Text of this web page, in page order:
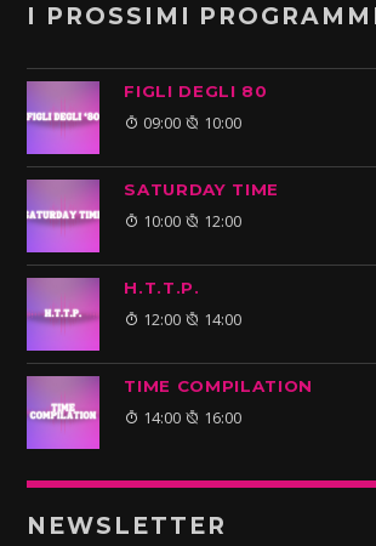
I PROSSIMI
FIGLI DEGLI 80
09:00 10:00
SATURDAY TIME
10:00 12:00
H.T.T.P.
12:00 14:00
TIME COMPILATION
14:00 16:00
NEWSLETTER